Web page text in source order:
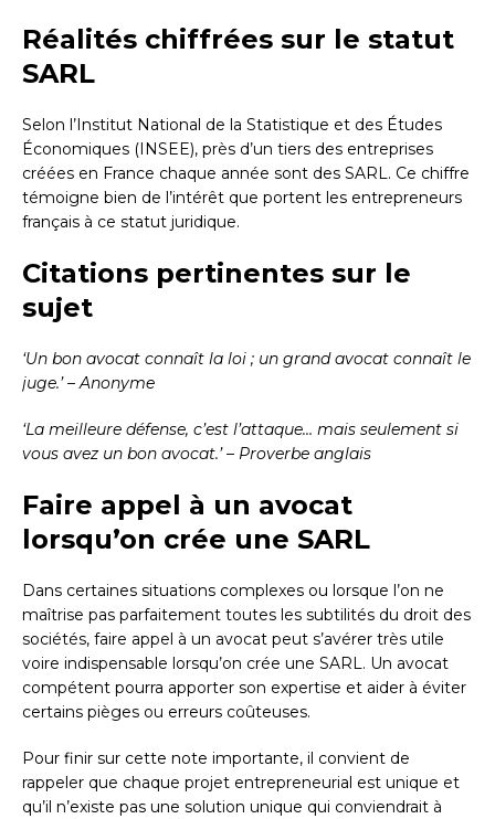
Réalités chiffrées sur le statut
SARL
Selon l’Institut National de la Statistique et des Études
Économiques (INSEE), près d’un tiers des entreprises
créées en France chaque année sont des SARL. Ce chiffre
témoigne bien de l’intérêt que portent les entrepreneurs
français à ce statut juridique.
Citations pertinentes sur le
sujet
‘Un bon avocat connaît la loi ; un grand avocat connaît le
juge.’ – Anonyme
‘La meilleure défense, c’est l’attaque… mais seulement si
vous avez un bon avocat.’ – Proverbe anglais
Faire appel à un avocat
lorsqu’on crée une SARL
Dans certaines situations complexes ou lorsque l’on ne
maîtrise pas parfaitement toutes les subtilités du droit des
sociétés, faire appel à un avocat peut s’avérer très utile
voire indispensable lorsqu’on crée une SARL. Un avocat
compétent pourra apporter son expertise et aider à éviter
certains pièges ou erreurs coûteuses.
Pour finir sur cette note importante, il convient de
rappeler que chaque projet entrepreneurial est unique et
qu’il n’existe pas une solution unique qui conviendrait à